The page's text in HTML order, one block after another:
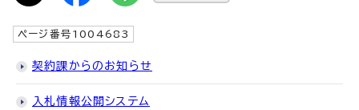
ページ番号1004683
契約課からのお知らせ
入札情報公開システム